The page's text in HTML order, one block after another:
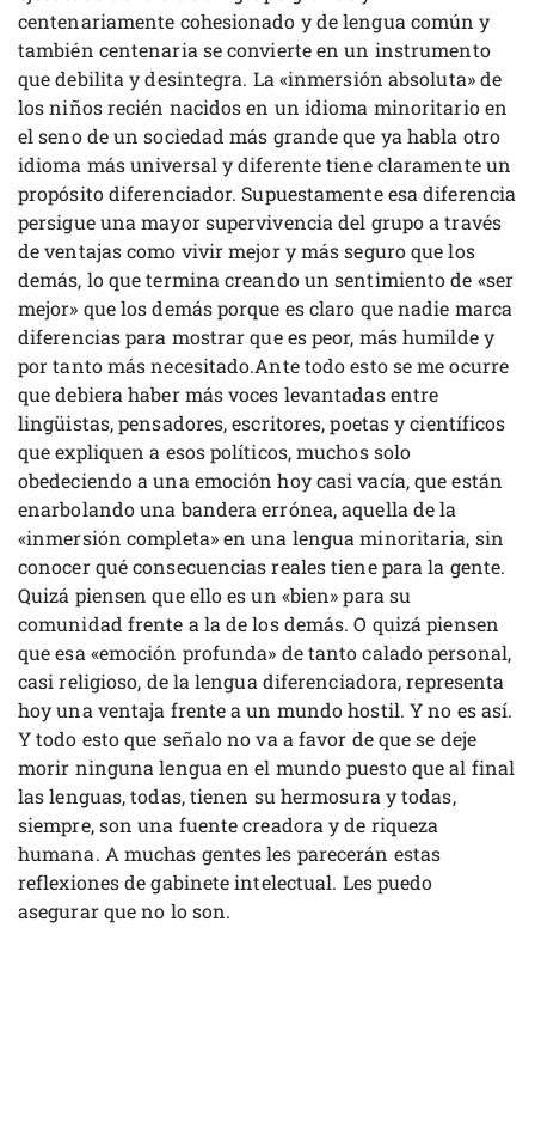
centenariamente cohesionado y de lengua común y
también centenaria se convierte en un instrumento
que debilita y desintegra. La «inmersión absoluta» de
los niños recién nacidos en un idioma minoritario en
el seno de un sociedad más grande que ya habla otro
idioma más universal y diferente tiene claramente un
propósito diferenciador. Supuestamente esa diferencia
persigue una mayor supervivencia del grupo a través
de ventajas como vivir mejor y más seguro que los
demás, lo que termina creando un sentimiento de «ser
mejor» que los demás porque es claro que nadie marca
diferencias para mostrar que es peor, más humilde y
por tanto más necesitado.Ante todo esto se me ocurre
que debiera haber más voces levantadas entre
lingüistas, pensadores, escritores, poetas y científicos
que expliquen a esos políticos, muchos solo
obedeciendo a una emoción hoy casi vacía, que están
enarbolando una bandera errónea, aquella de la
«inmersión completa» en una lengua minoritaria, sin
conocer qué consecuencias reales tiene para la gente.
Quizá piensen que ello es un «bien» para su
comunidad frente a la de los demás. O quizá piensen
que esa «emoción profunda» de tanto calado personal,
casi religioso, de la lengua diferenciadora, representa
hoy una ventaja frente a un mundo hostil. Y no es así.
Y todo esto que señalo no va a favor de que se deje
morir ninguna lengua en el mundo puesto que al final
las lenguas, todas, tienen su hermosura y todas,
siempre, son una fuente creadora y de riqueza
humana. A muchas gentes les parecerán estas
reflexiones de gabinete intelectual. Les puedo
asegurar que no lo son.